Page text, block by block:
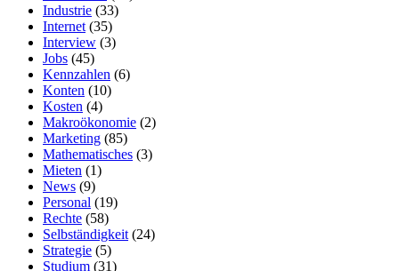
Industrie (33)
Internet (35)
Interview (3)
Jobs (45)
Kennzahlen (6)
Konten (10)
Kosten (4)
Makroökonomie (2)
Marketing (85)
Mathematisches (3)
Mieten (1)
News (9)
Personal (19)
Rechte (58)
Selbständigkeit (24)
Strategie (5)
Studium (31)